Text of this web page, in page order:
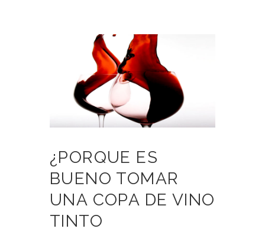
¿PORQUE ES
BUENO TOMAR
UNA COPA DE VINO
TINTO